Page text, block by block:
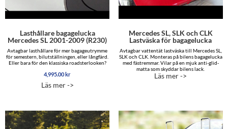
Lasthållare bagagelucka
Mercedes SL 2001-2009 (R230)
Avtagbar lasthållare för mer bagageutrymme
för semestern, bilutställningen, eller långfärd.
Eller bara för den klassiska roadsterlooken?
4,995.00 kr
Läs mer ->
Mercedes SL, SLK och CLK
Lastväska för bagagelucka
Avtagbar vattentät lastväska till Mercedes SL,
SLK och CLK. Monteras på bilens bagagelucka
med fästremmar. Vilar på en mjuk anti-glid-
matta som skyddar bilens lack.
Läs mer ->